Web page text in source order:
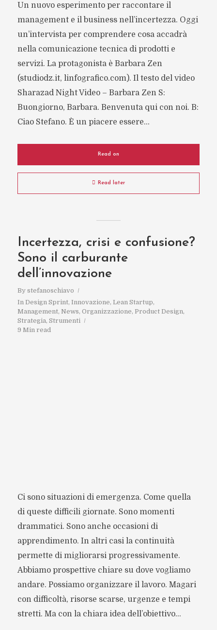
Un nuovo esperimento per raccontare il
management e il business nell’incertezza. Oggi
un’intervista per comprendere cosa accadrà
nella comunicazione tecnica di prodotti e
servizi. La protagonista è Barbara Zen
(studiodz.it, linfografico.com). Il testo del video
Sharazad Night Video – Barbara Zen S:
Buongiorno, Barbara. Benvenuta qui con noi. B:
Ciao Stefano. È un piacere essere...
Read on
Read later
Incertezza, crisi e confusione?
Sono il carburante
dell’innovazione
By stefanoschiavo
In Design Sprint, Innovazione, Lean Startup,
Management, News, Organizzazione, Product Design,
Strategia, Strumenti
9 Min read
Ci sono situazioni di emergenza. Come quella
di queste difficili giornate. Sono momenti
drammatici. Sono anche occasioni di
apprendimento. In altri casi la continuità
permette di migliorarsi progressivamente.
Abbiamo prospettive chiare su dove vogliamo
andare. Possiamo organizzare il lavoro. Magari
con difficoltà, risorse scarse, urgenze e tempi
stretti. Ma con la chiara idea dell’obiettivo...